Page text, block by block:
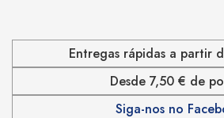
Entregas rápidas a partir
Desde 7,50 € de
Siga-nos no